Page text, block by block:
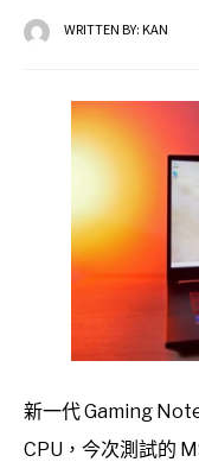
WRITTEN BY:KAN
新一代 Gaming
CPU，今次測試的